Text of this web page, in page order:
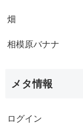
畑
相模原バナナ
メタ情報
ログイン